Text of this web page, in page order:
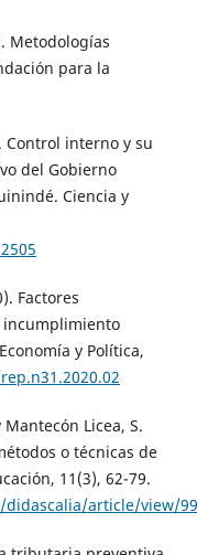
Metodologías
para la
Control interno y su
del Gobierno
Ciencia y
Factores
y Política,
Licea, S.
o técnicas de
11(3), 62-79.
article/view/